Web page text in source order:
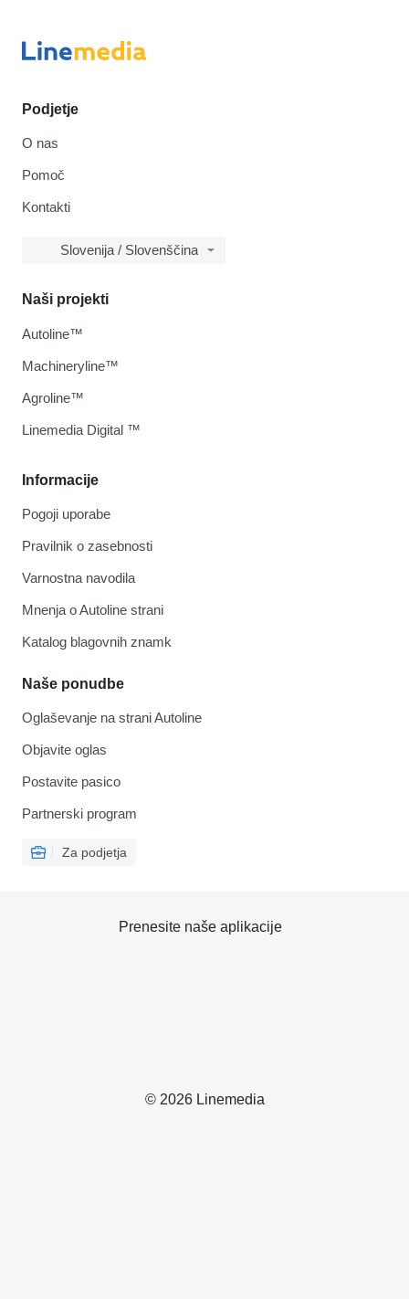
Podjetje
O nas
Pomoč
Kontakti
Slovenija / Slovenščina
Informacije
Pogoji uporabe
Pravilnik o zasebnosti
Varnostna navodila
Mnenja o Autoline strani
Katalog blagovnih znamk
Naše ponudbe
Oglaševanje na strani Autoline
Objavite oglas
Postavite pasico
Partnerski program
Za podjetja
Naši projekti
Autoline™
Machineryline™
Agroline™
Linemedia Digital ™
© 2026 Linemedia
Prenesite naše aplikacije